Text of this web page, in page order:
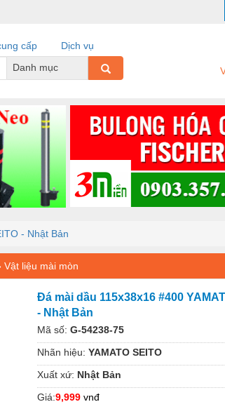
cấp
Dịch vụ
Danh mục
- Nhật Bản
Vật liệu mài mòn
Đá mài dầu 115x38x16 #400
- Nhật Bản
Mã số: G-54238-75
Nhãn hiệu: YAMATO SEITO
Xuất xứ: Nhật Bản
Giá:9,999 vnđ